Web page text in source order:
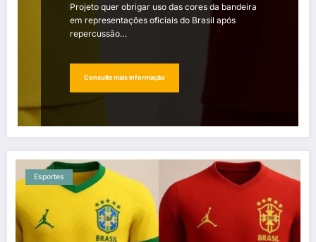
Projeto quer obrigar uso das cores da bandeira
em representações oficiais do Brasil após
repercussão…
Consulte mais informação
Esportes